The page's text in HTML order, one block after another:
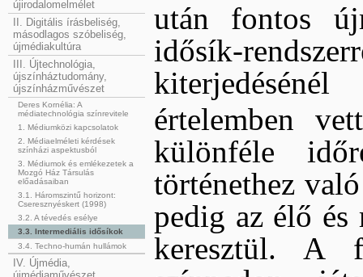
újirodalomelmélet
II. Digitális írásbeliség,
másodlagos szóbeliség,
újmédiakultúra
III. Újtechnológia,
újszínháztudomány,
újszínházművészet
Deres Kornélia: A
médiatechnológia színrevitele
1. Médiumközi kapcsolatok
2. Médiaelméleti kérdések
színházi aspektusból
3. Médiumok és emlékezetek a
Mozgó Ház Társulás
előadásaiban
3.1. Háromszintű horizont:
Cseresznyéskert (1998)
3.2. A tévedés esélye
3.3. Intermediális idősíkok
3.4. Techno-humán hullámok
IV. Újmédia,
után fontos
idősík-
értelemben
különféle
történethez
pedig az élő és
keresztül. A